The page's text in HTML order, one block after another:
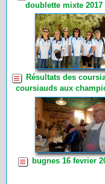
doublette mixte 2017
Résultats des
coursiauds aux
triplette 2017 (2)
bugnes 16 fevrier